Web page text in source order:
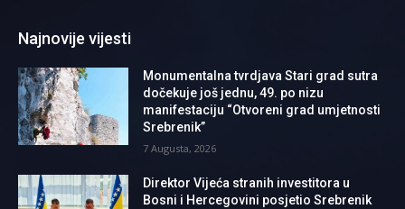
Najnovije vijesti
Monumentalna tvrdjava Stari grad sutra
dočekuje još jednu, 49. po nizu
manifestaciju “Otvoreni grad umjetnosti
Srebrenik”
7 Augusta, 2026
Direktor Vijeća stranih investitora u
Bosni i Hercegovini posjetio Srebrenik